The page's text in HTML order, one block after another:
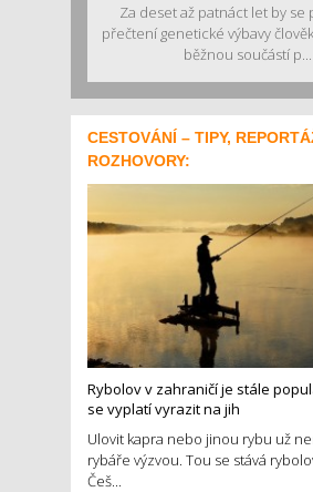
Za deset až patnáct let by
přečtení genetické výbavy
běžnou součástí p...
CESTOVÁNÍ – TIPY,
ROZHOVORY:
Rybolov v zahraničí je stále
se vyplatí vyrazit na jih
Ulovit kapra nebo jinou rybu už
rybáře výzvou. Tou se stává
Češ...